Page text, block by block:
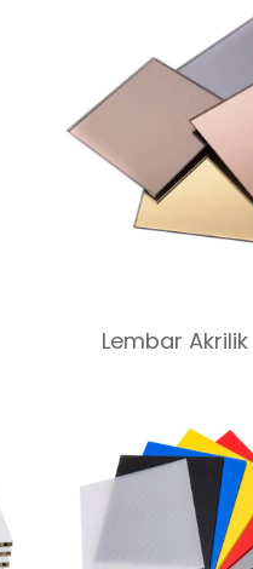
Lembar